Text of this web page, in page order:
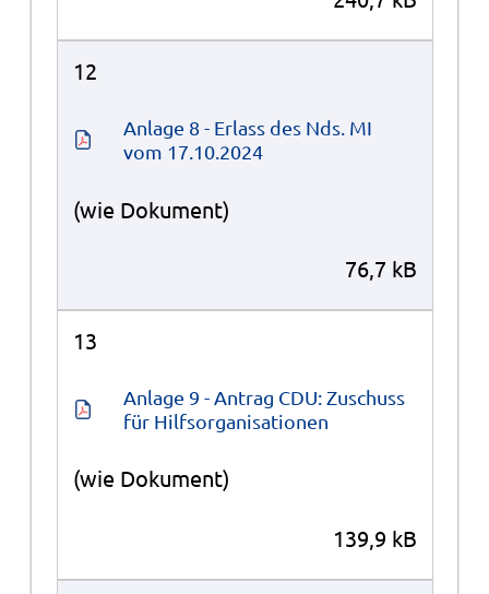
12
Anlage 8 - Erlass des Nds. MI
vom 17.10.2024
(wie Dokument)
76,7 kB
13
Anlage 9 - Antrag CDU: Zuschuss
für Hilfsorganisationen
(wie Dokument)
139,9 kB